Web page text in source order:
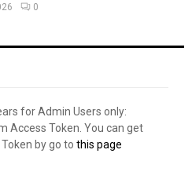
0
for Admin Users only:
Access Token. You can get
by go to this page